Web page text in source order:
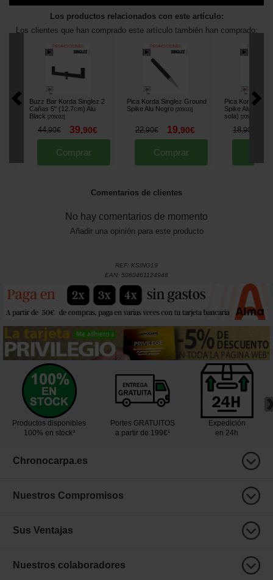
Los productos relacionados con este artículo:
Los clientes que han comprado este artículo también han comprado:
Buzz Bar Korda Singlez 2
Cañas 5" (12.7cm) Alu
Black
205032]
44,90€ 39,90€
Comprar
Pica Korda Singlez Ground
Spike Alu Negro
205033]
22,90€ 19,90€
Comprar
Pica Korda
Spike Alu
sola)
205034
18,90
Comentarios de clientes
No hay comentarios de momento
Añadir una opinión para este producto
REF: KSING19
EAN: 5060461124948
Productos disponibles
100% en stock³
Portes GRATUITOS
a partir de 199€¹
Expedición
en 24h
Chronocarpa.es
Nuestros Compromisos
Sus Ventajas
Nuestros colaboradores